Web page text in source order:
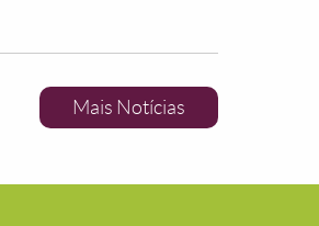
Mais Notícias